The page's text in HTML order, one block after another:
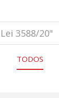
TODOS